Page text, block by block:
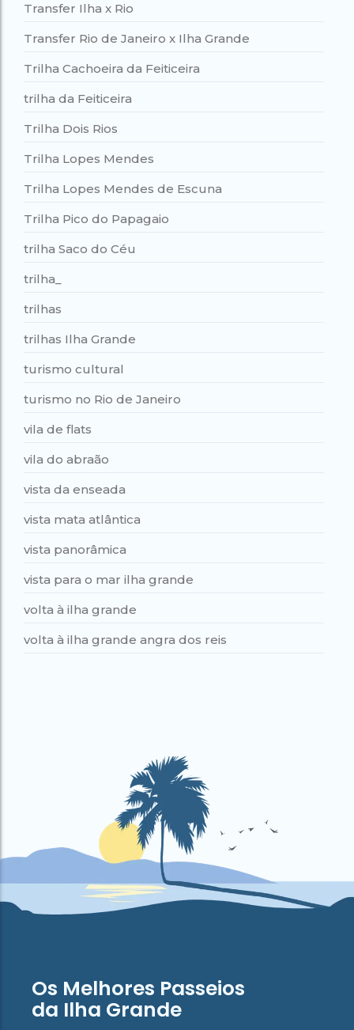
Transfer Ilha x Rio
Transfer Rio de Janeiro x Ilha Grande
Trilha Cachoeira da Feiticeira
trilha da Feiticeira
Trilha Dois Rios
Trilha Lopes Mendes
Trilha Lopes Mendes de Escuna
Trilha Pico do Papagaio
trilha Saco do Céu
trilha_
trilhas
trilhas Ilha Grande
turismo cultural
turismo no Rio de Janeiro
vila de flats
vila do abraão
vista da enseada
vista mata atlântica
vista panorâmica
vista para o mar ilha grande
volta à ilha grande
volta à ilha grande angra dos reis
Os Melhores Passeios
da Ilha Grande